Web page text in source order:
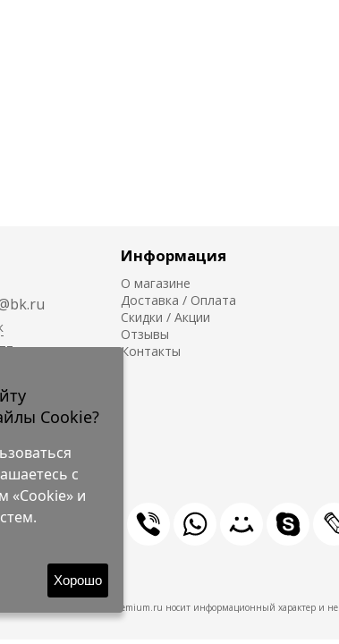
Информация
О магазине
Доставка / Оплата
Скидки / Акции
Отзывы
Контакты
Premium
Shaik-Premium.ru носит информационный характер и не
Cookie?
с
«Cookie» и
Хорошо